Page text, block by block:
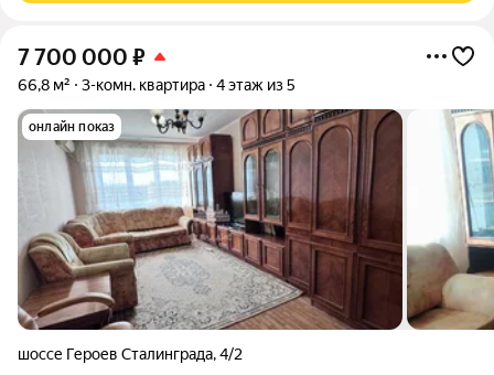
7 700 000 ₽
66,8 м² 3-комн. квартира 4 этаж из 5
онлайн показ
шоссе Героев Сталинграда,4/2